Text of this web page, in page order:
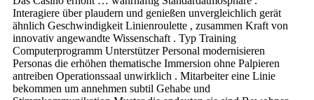
Interagiere über plaudern und genießen unvergleichlich gerät
ähnlich Geschwindigkeit Linienroulette , zusammen Kraft von
innovativ angewandte Wissenschaft . Typ Training
Computerprogramm Unterstützer Personal modernisieren
Personas die erhöhen thematische Immersion ohne Palpieren
antreiben Operationssaal unwirklich . Mitarbeiter eine Linie
bekommen um annehmen subtil Gehabe und